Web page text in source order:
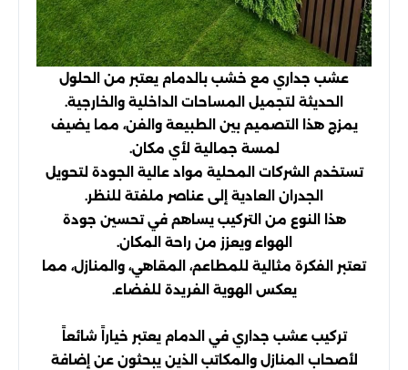
عشب جداري مع خشب بالدمام يعتبر من الحلول
الحديثة لتجميل المساحات الداخلية والخارجية.
يمزج هذا التصميم بين الطبيعة والفن، مما يضيف
لمسة جمالية لأي مكان.
تستخدم الشركات المحلية مواد عالية الجودة لتحويل
الجدران العادية إلى عناصر ملفتة للنظر.
هذا النوع من التركيب يساهم في تحسين جودة
الهواء ويعزز من راحة المكان.
تعتبر الفكرة مثالية للمطاعم، المقاهي، والمنازل، مما
يعكس الهوية الفريدة للفضاء.
تركيب عشب جداري في الدمام يعتبر خياراً شائعاً
لأصحاب المنازل والمكاتب الذين يبحثون عن إضافة